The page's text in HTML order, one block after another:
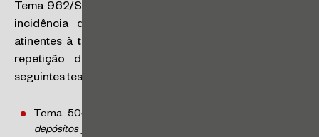
Tema 962/STF, no sentido de que é inconstitucional a
incidência do IRPJ e da CSLL sobre os valores
atinentes à taxa Selic recebidos por contribuintes em
repetição de indébito tributário. O STJ fixou as
seguintes teses sob o rito dos recursos repetitivos:
Tema 504/STJ: “
depósitos judiciais possuem natureza remuneratória e não